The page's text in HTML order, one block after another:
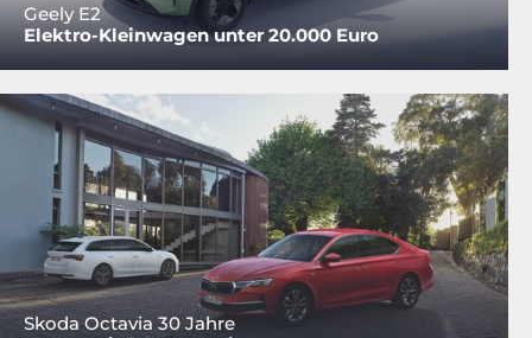
Geely E2
Elektro-Kleinwagen unter 20.000 Euro
Skoda Octavia 30 Jahre